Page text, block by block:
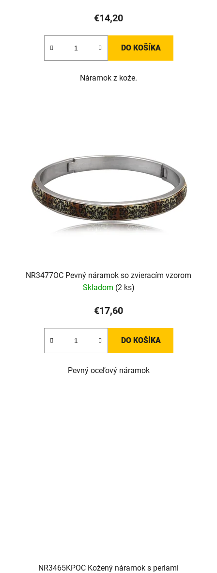
€14,20
DO KOŠÍKA
Náramok z kože.
NR3477OC Pevný náramok so zvieracím vzorom
Skladom (2 ks)
€17,60
DO KOŠÍKA
Pevný oceľový náramok
NR3465KPOC Kožený náramok s perlami